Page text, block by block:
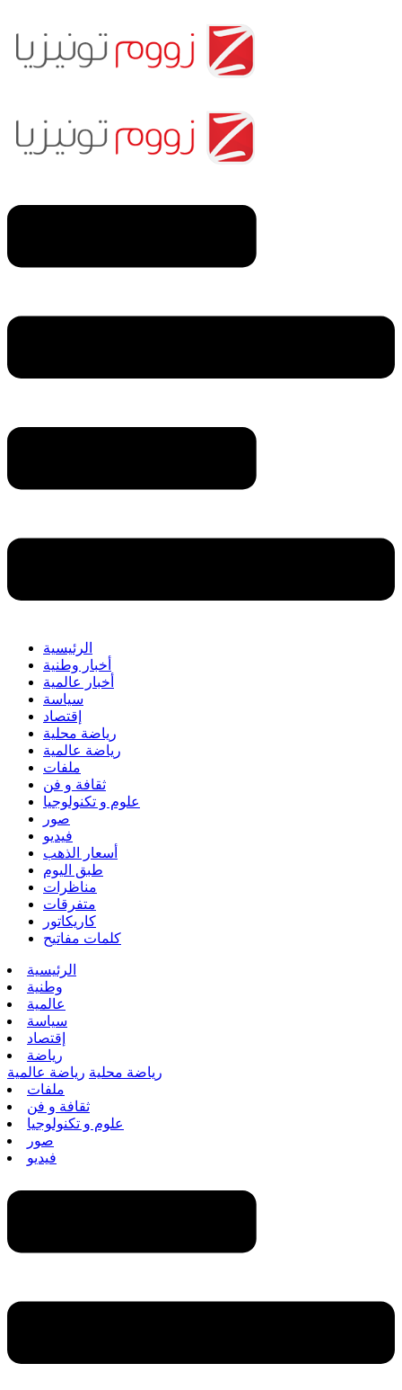
الرئيسية
أخبار وطنية
أخبار عالمية
سياسة
إقتصاد
رياضة محلية
رياضة عالمية
ملفات
ثقافة و فن
علوم و تكنولوجيا
صور
فيديو
أسعار الذهب
طبق اليوم
مناظرات
متفرقات
كاريكاتور
كلمات مفاتيح
الرئيسية
وطنية
عالمية
سياسة
إقتصاد
رياضة
رياضة محلية رياضة عالمية
ملفات
ثقافة و فن
علوم و تكنولوجيا
صور
فيديو